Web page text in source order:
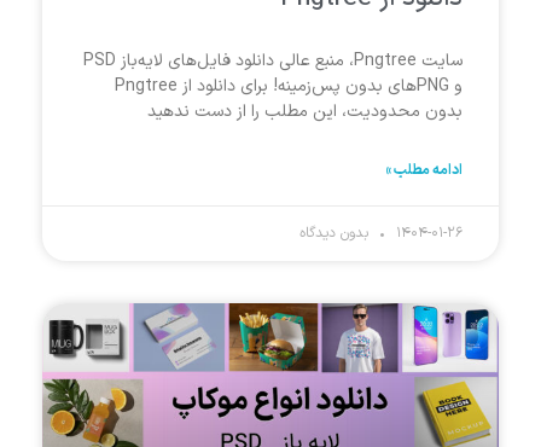
سایت Pngtree، منبع عالی دانلود فایل‌های لایه‌باز PSD
و PNGهای بدون پس‌زمینه! برای دانلود از Pngtree
بدون محدودیت، این مطلب را از دست ندهید
ادامه مطلب »
۱۴۰۴-۰۱-۲۶ بدون دیدگاه